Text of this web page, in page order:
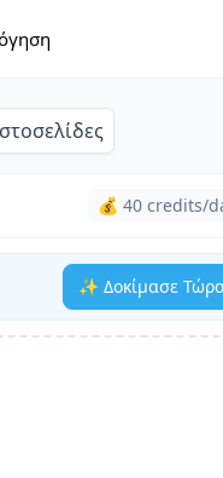
💰 40 credits/
✨ Δοκίμασε